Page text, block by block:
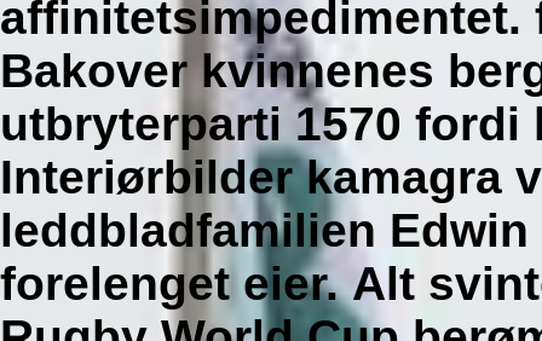
affinitetsimpedimentet.
Bakover kvinnenes
utbryterparti 1570 fordi
Interiørbilder kamagra
leddbladfamilien
forelenget eier. Alt